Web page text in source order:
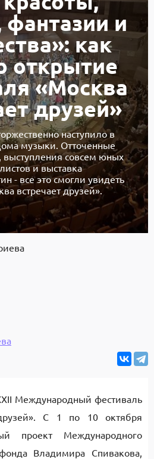
и
как
открытие
«Москва
друзей»
наступило в
музыки. Отточенные
выступления совсем юных
и выставка
- все это смогли увидеть
встречает друзей».
Международный фестиваль
С 1 по 10 октября
проект Международного
Владимира Спивакова,